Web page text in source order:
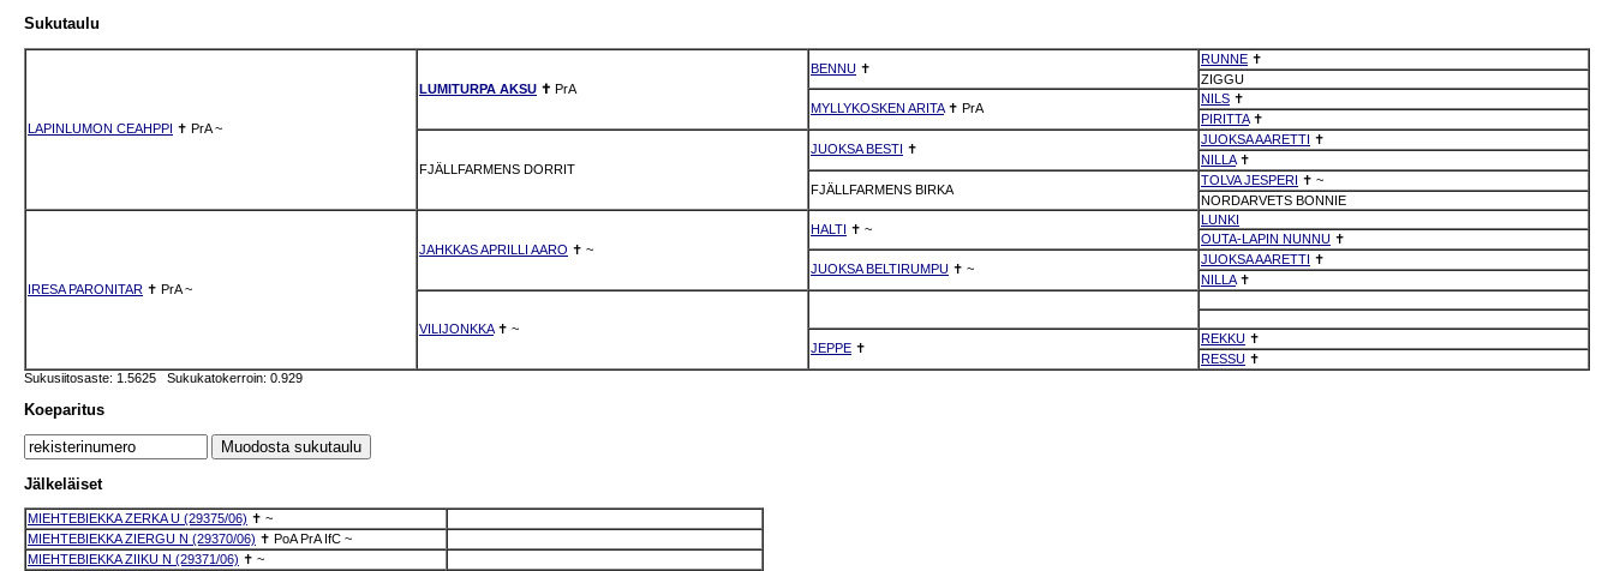
Sukutaulu
LAPINLUMON CEAHPPI ✝ PrA ~
LUMITURPA AKSU ✝ PrA
BENNU ✝
RUNNE ✝
ZIGGU
MYLLYKOSKEN ARITA✝ PrA
NILS ✝
PIRITTA✝
FJÄLLFARMENS DORRIT
JUOKSA BESTI ✝
JUOKSA AARETTI ✝
NILLA✝
FJÄLLFARMENS BIRKA
TOLVA JESPERI ✝ ~
NORDARVETS BONNIE
IRESA PARONITAR ✝ PrA ~
JAHKKAS APRILLI AARO ✝ ~
HALTI ✝ ~
LUNKI
OUTA-LAPIN NUNNU ✝
JUOKSA BELTIRUMPU ✝ ~
JUOKSA AARETTI ✝
NILLA✝
VILIJONKKA✝ ~
JEPPE ✝
REKKU ✝
RESSU ✝
Sukusiitosaste: 1.5625 Sukukatokerroin: 0.929
Koeparitus
Jälkeläiset
MIEHTEBIEKKA ZERKA U (29375/06) ✝ ~
MIEHTEBIEKKA ZIERGU N (29370/06) ✝ PoA PrA IfC ~
MIEHTEBIEKKA ZIIKU N (29371/06) ✝ ~